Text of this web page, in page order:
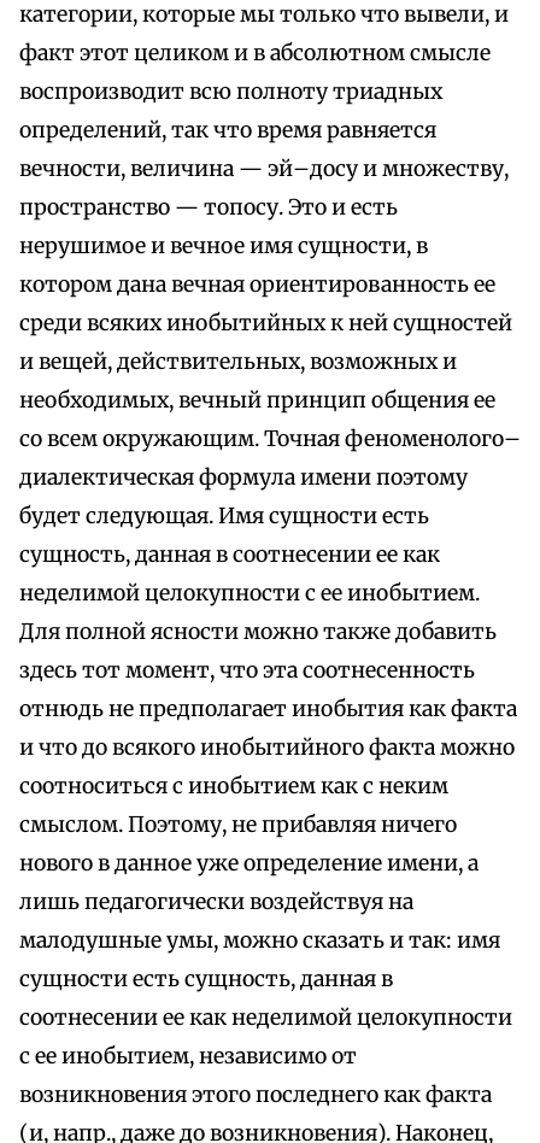
категории, которые мы только что вывели, и
факт этот целиком и в абсолютном смысле
воспроизводит всю полноту триадных
определений, так что время равняется
вечности, величина — эй–досу и множеству,
пространство — топосу. Это и есть
нерушимое и вечное имя сущности, в
котором дана вечная ориентированность ее
среди всяких инобытийных к ней сущностей
и вещей, действительных, возможных и
необходимых, вечный принцип общения ее
со всем окружающим. Точная феноменолого–
диалектическая формула имени поэтому
будет следующая. Имя сущности есть
сущность, данная в соотнесении ее как
неделимой целокупности с ее инобытием.
Для полной ясности можно также добавить
здесь тот момент, что эта соотнесенность
отнюдь не предполагает инобытия как факта
и что до всякого инобытийного факта можно
соотноситься с инобытием как с неким
смыслом. Поэтому, не прибавляя ничего
нового в данное уже определение имени, а
лишь педагогически воздействуя на
малодушные умы, можно сказать и так: имя
сущности есть сущность, данная в
соотнесении ее как неделимой целокупности
с ее инобытием, независимо от
возникновения этого последнего как факта
(и, напр., даже до возникновения). Наконец,